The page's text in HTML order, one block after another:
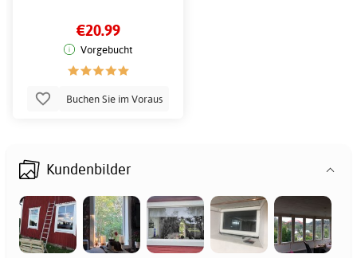
€20.99
Vorgebucht
Buchen Sie im Voraus
Kundenbilder